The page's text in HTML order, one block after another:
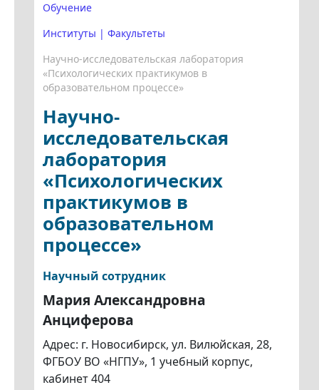
Обучение
Институты | Факультеты
Научно-исследовательская лаборатория
«Психологических практикумов в
образовательном процессе»
Научно-
исследовательская
лаборатория
«Психологических
практикумов в
образовательном
процессе»
Научный сотрудник
Мария Александровна
Анциферова
Адрес: г. Новосибирск, ул. Вилюйская, 28,
ФГБОУ ВО «НГПУ», 1 учебный корпус,
кабинет 404